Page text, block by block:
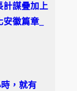
計謀疊加上
徽篇章_
，就有